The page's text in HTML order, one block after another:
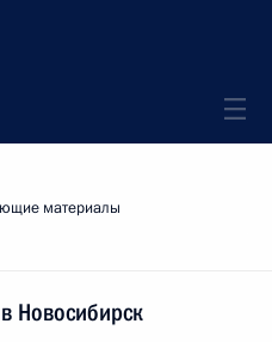
материалы
Новосибирск